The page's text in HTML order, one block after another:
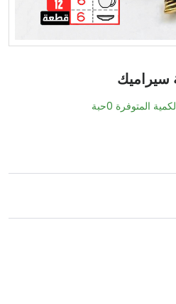
سيراميك
المتوفرة 0حبة